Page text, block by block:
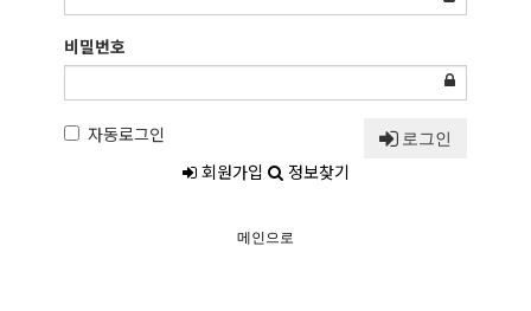
비밀번호
자동로그인 로그인
회원가입 정보찾기
메인으로